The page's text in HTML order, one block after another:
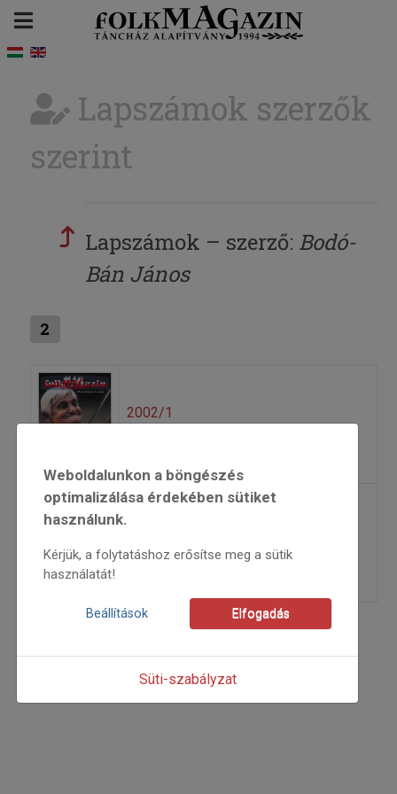
Lapszámok szerzők
szerint
Lapszámok – szerző: Bodó-
Bán János
2
2002/1
=>
Weboldalunkon a böngészés
optimalizálása érdekében sütiket
használunk.
Kérjük, a folytatáshoz erősítse meg a sütik
használatát!
Beállítások Elfogadás
Süti-szabályzat